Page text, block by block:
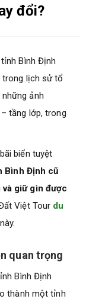
đổi?
Bình Định
trong lịch sử tổ
ảnh
tầng lớp, trong
biển tuyệt
Bình Định cũ
và giữ gìn được
Việt Tour du
quan trọng
Bình Định
thành một tỉnh